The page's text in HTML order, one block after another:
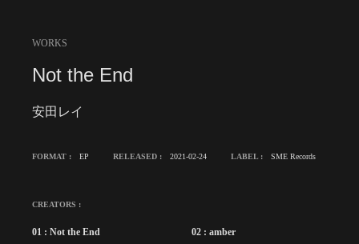
WORKS
Not the End
安田レイ
FORMAT : EP RELEASED : 2021-02-24 LABEL : SME Records
CREATORS :
01 : Not the End 02 : amber